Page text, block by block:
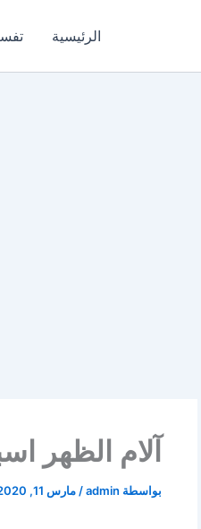
الرئيسية
آلام الظهر
بواسطة admin
/ مارس 11, 2020